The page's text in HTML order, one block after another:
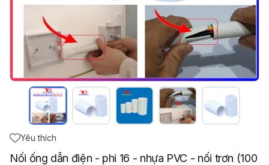
Yêu thích
Nối ống dẫn điện - phi 16 - nhựa PVC - nối trơn (100